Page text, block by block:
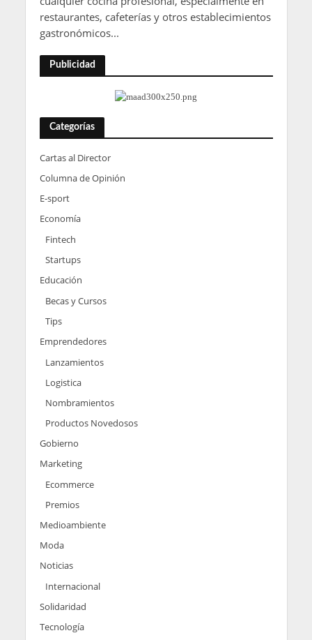
restaurantes, cafeterías y otros establecimientos
gastronómicos...
Publicidad
Categorías
Cartas al Director
Columna de Opinión
E-sport
Economía
Fintech
Startups
Educación
Becas y Cursos
Tips
Emprendedores
Lanzamientos
Logistica
Nombramientos
Productos Novedosos
Gobierno
Marketing
Ecommerce
Premios
Medioambiente
Moda
Noticias
Internacional
Solidaridad
Tecnología